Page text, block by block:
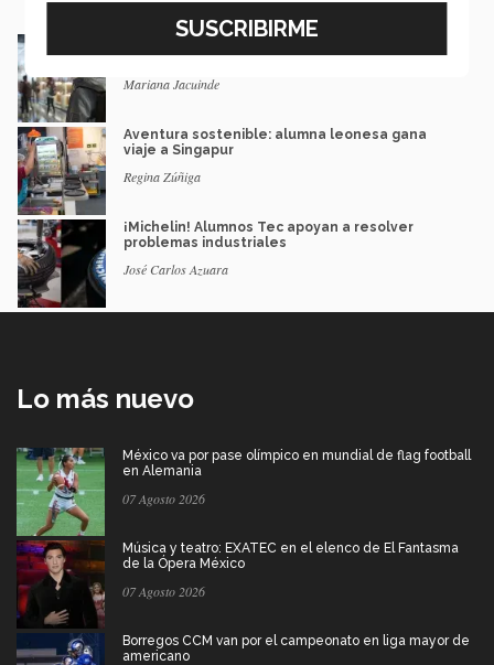
¡A Japón! Presentará proyecto que busca
innovar en arquitectura
Mariana Jacuinde
Aventura sostenible: alumna leonesa gana
viaje a Singapur
Regina Zúñiga
¡Michelin! Alumnos Tec apoyan a resolver
problemas industriales
José Carlos Azuara
Lo más nuevo
México va por pase olímpico en mundial de flag football
en Alemania
07 Agosto 2026
Música y teatro: EXATEC en el elenco de El Fantasma
de la Ópera México
07 Agosto 2026
Borregos CCM van por el campeonato en liga mayor de
americano